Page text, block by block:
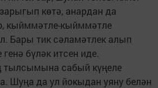
көтә, анардан да
кыйммәтле-кыйммәтле
Бары тик сәламәтлек алып
бүләк итсен иде.
сабый күңеле
Шуңа да ул йокыдан уяну белән